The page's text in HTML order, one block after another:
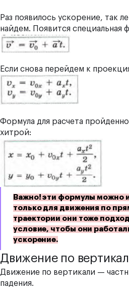
Раз появилось ускорение, так
найдем. Появится специальная
Если снова перейдем к
Формула для расчета
хитрой:
Важно! эти формулы можно
только для движения по
траектории они тоже
условие, чтобы они
ускорение.
Движение по
Движение по вертикали —
падения.